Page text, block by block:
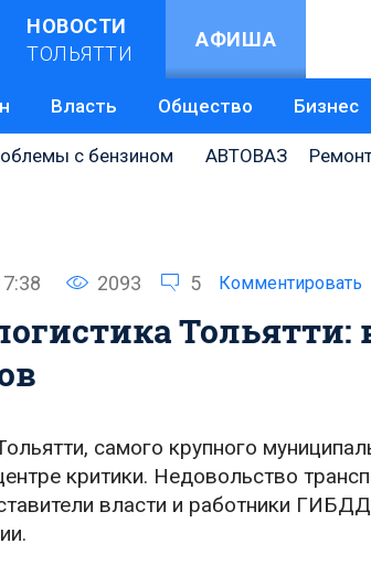
НОВОСТИ
ТОЛЬЯТТИ
АФИША
Власть Общество Бизнес
с бензином АВТОВАЗ
2093 5 Комментировать
Тольятти:
самого крупного
критики. Недовольство
власти и работники